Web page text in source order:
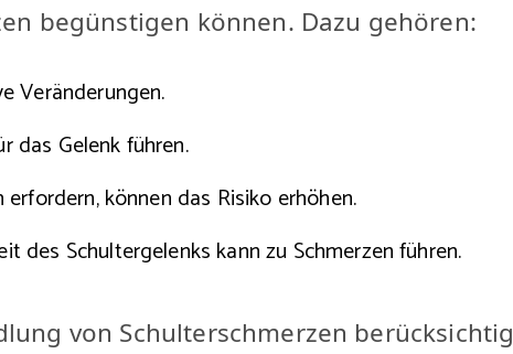
begünstigen können. Dazu gehören:
Veränderungen.
das Gelenk führen.
können das Risiko erhöhen.
des Schultergelenks kann zu Schmerzen führen.
von Schulterschmerzen